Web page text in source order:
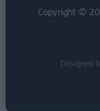
Copyright ©
Designed